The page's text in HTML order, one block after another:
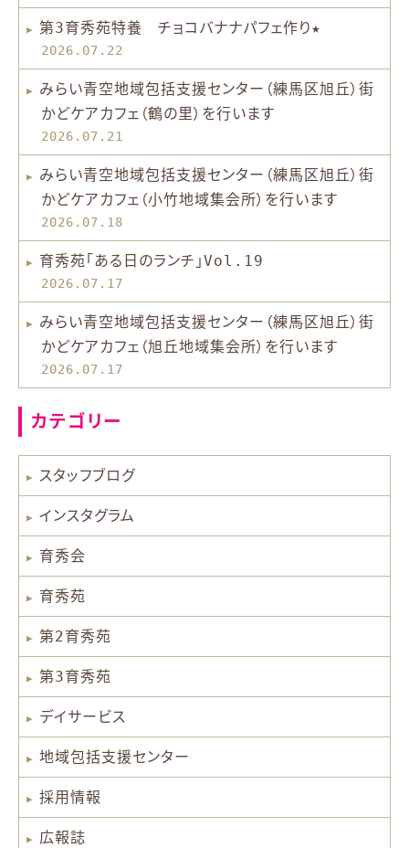
第3育秀苑特養 チョコバナナパフェ作り★
2026.07.22
みらい青空地域包括支援センター（練馬区旭丘）街
かどケアカフェ（鶴の里）を行います
2026.07.21
みらい青空地域包括支援センター（練馬区旭丘）街
かどケアカフェ（小竹地域集会所）を行います
2026.07.18
育秀苑「ある日のランチ」Vol.19
2026.07.17
みらい青空地域包括支援センター（練馬区旭丘）街
かどケアカフェ（旭丘地域集会所）を行います
2026.07.17
カテゴリー
スタッフブログ
インスタグラム
育秀会
育秀苑
第2育秀苑
第3育秀苑
デイサービス
地域包括支援センター
採用情報
広報誌